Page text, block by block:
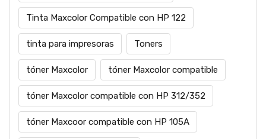
Tinta Maxcolor Compatible con HP 122
tinta para impresoras Toners
tóner Maxcolor tóner Maxcolor compatible
tóner Maxcolor compatible con HP 312/352
tóner Maxcoor compatible con HP 105A